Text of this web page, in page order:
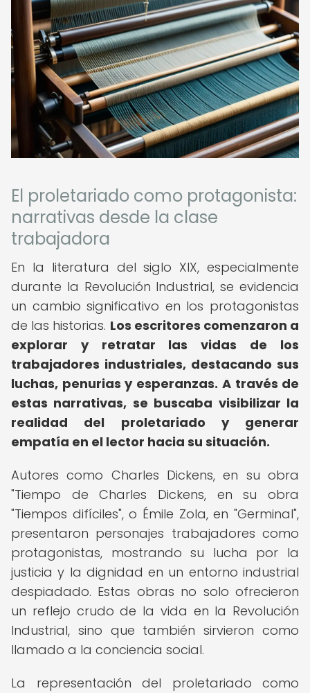
El proletariado como protagonista:
narrativas desde la clase
trabajadora
En la literatura del siglo XIX, especialmente
durante la Revolución Industrial, se evidencia
un cambio significativo en los protagonistas
de las historias. Los escritores comenzaron a
explorar y retratar las vidas de los
trabajadores industriales, destacando sus
luchas, penurias y esperanzas. A través de
estas narrativas, se buscaba visibilizar la
realidad del proletariado y generar
empatía en el lector hacia su situación.
Autores como Charles Dickens, en su obra
"Tiempo de Charles Dickens, en su obra
"Tiempos difíciles", o Émile Zola, en "Germinal",
presentaron personajes trabajadores como
protagonistas, mostrando su lucha por la
justicia y la dignidad en un entorno industrial
despiadado. Estas obras no solo ofrecieron
un reflejo crudo de la vida en la Revolución
Industrial, sino que también sirvieron como
llamado a la conciencia social.
La representación del proletariado como